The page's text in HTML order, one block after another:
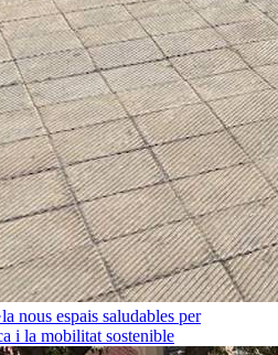
nous espais saludables per
i la mobilitat sostenible